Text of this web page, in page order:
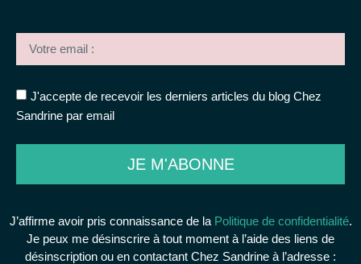
J'accepte de recevoir les derniers articles du blog Chez
Sandrine par email
JE M'ABONNE
J’affirme avoir pris connaissance de la Politique de confidentialité.
Je peux me désinscrire à tout moment à l’aide des liens de
désinscription ou en contactant Chez Sandrine à l’adresse :